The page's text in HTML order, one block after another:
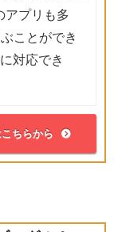
アプリも多
ことができ
対応でき
ちらから